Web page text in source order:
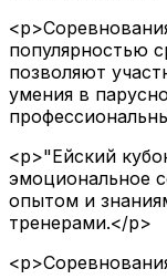
популярностью
позволяют
умения в
<p>"Ейский
эмоциональное
опытом и
тренерами.</p>